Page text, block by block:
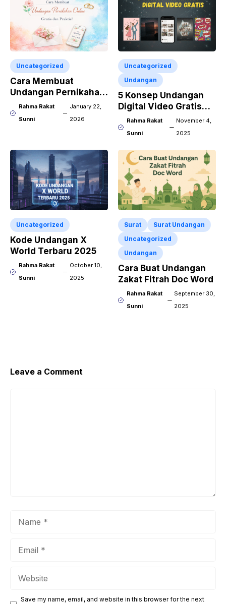
Uncategorized
Cara Membuat
Undangan Pernikahan
Online Gratis dan
Praktis!
Rahma Rakat
Sunni
January 22,
2026
Uncategorized
Undangan
5 Konsep Undangan
Digital Video Gratis
Wajib Dicoba!
Rahma Rakat
Sunni
November 4,
2025
Uncategorized
Kode Undangan X
World Terbaru 2025
Rahma Rakat
Sunni
October 10,
2025
Surat
Surat Undangan
Uncategorized
Undangan
Cara Buat Undangan
Zakat Fitrah Doc Word
Rahma Rakat
Sunni
September 30,
2025
Leave a Comment
Save my name, email, and website in this browser for the next